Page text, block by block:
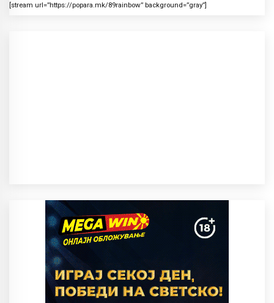
[stream url=”https://popara.mk/89rainbow” background=”gray”]